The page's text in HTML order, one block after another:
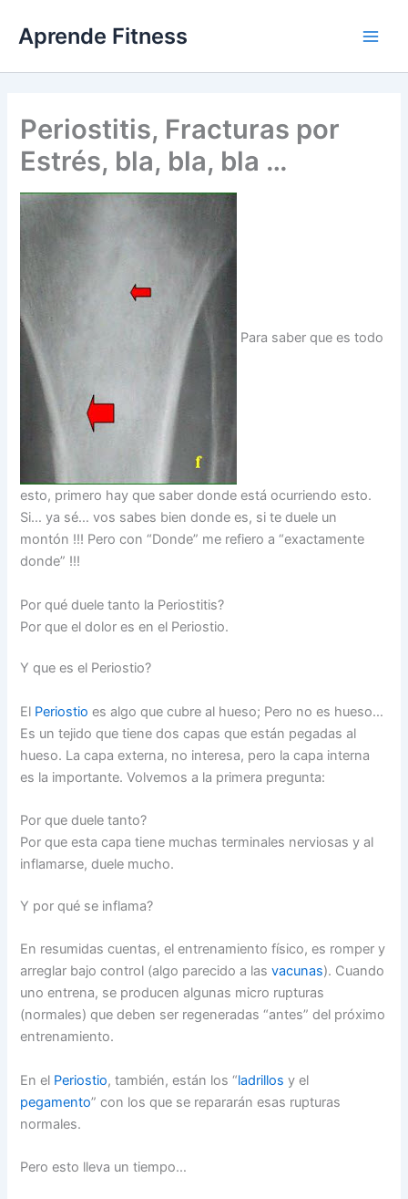
contenido
Aprende Fitness
Periostitis, Fracturas por
Estrés, bla, bla, bla …
Para saber que es todo
esto, primero hay que saber donde está ocurriendo esto.
Si… ya sé… vos sabes bien donde es, si te duele un
montón !!! Pero con “Donde” me refiero a “exactamente
donde” !!!
Por qué duele tanto la Periostitis?
Por que el dolor es en el Periostio.
Y que es el Periostio?
El Periostio es algo que cubre al hueso; Pero no es hueso…
Es un tejido que tiene dos capas que están pegadas al
hueso. La capa externa, no interesa, pero la capa interna
es la importante. Volvemos a la primera pregunta:
Por que duele tanto?
Por que esta capa tiene muchas terminales nerviosas y al
inflamarse, duele mucho.
Y por qué se inflama?
En resumidas cuentas, el entrenamiento físico, es romper y
arreglar bajo control (algo parecido a lasvacunas). Cuando
uno entrena, se producen algunas micro rupturas
(normales) que deben ser regeneradas “antes” del próximo
entrenamiento.
En el Periostio, también, están los “ladrillos y el
pegamento” con los que se repararán esas rupturas
normales.
Pero esto lleva un tiempo…